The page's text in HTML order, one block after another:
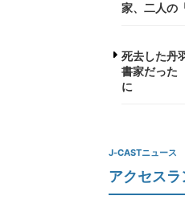
家、二人の
死去した丹
書家だった
に
J-CASTニュース
アクセス